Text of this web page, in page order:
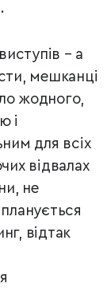
– а
мешканці
жодного,
і
для всіх
відвалах
не
відтак